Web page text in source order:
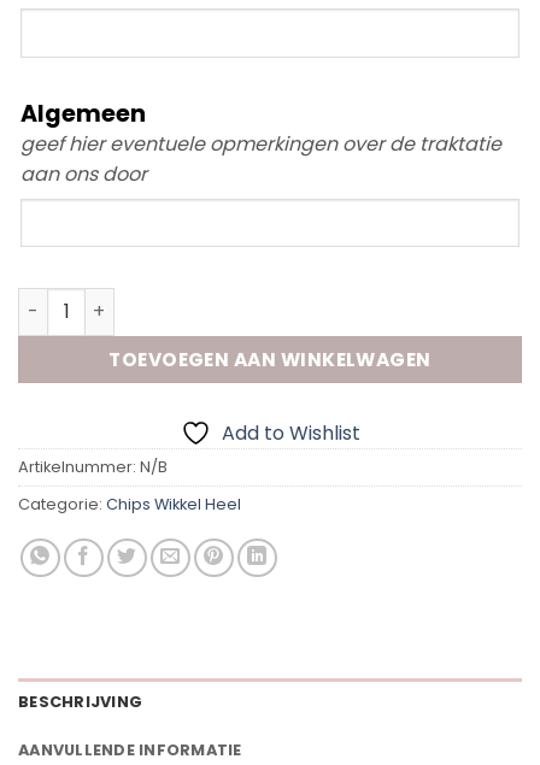
Algemeen
geef hier eventuele opmerkingen over de traktatie
aan ons door
Chipszakje Heel "Dinosaurus" aantal
TOEVOEGEN AAN WINKELWAGEN
Add to Wishlist
Artikelnummer: N/B
Categorie: Chips Wikkel Heel
BESCHRIJVING
AANVULLENDE INFORMATIE